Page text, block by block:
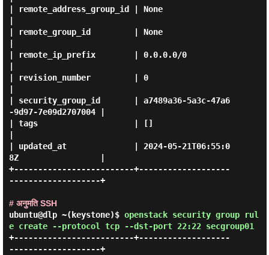
| remote_address_group_id | None
| remote_group_id         | None
| remote_ip_prefix        | 0.0.0.0/0
| revision_number         | 0
| security_group_id       | a7489a36-5a3c-47a6
-9d97-7e09d2707004 |
| tags                    | []
| updated_at              | 2024-05-21T06:55:0
8Z                 |
+-------------------------+-------------------
-------------------+
# अनुमति SSH
ubuntu@dlp ~(keystone)$ openstack security group rul
e create --protocol tcp --dst-port 22:22 secgroup01
+-------------------------+-------------------
-------------------+